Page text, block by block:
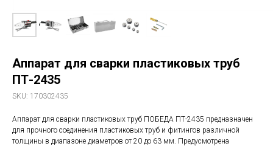
Аппарат для сварки пластиковых труб
ПТ-2435
SKU: 170302435
Аппарат для сварки пластиковых труб ПОБЕДА ПТ-2435 предназначен
для прочного соединения пластиковых труб и фитингов различной
толщины в диапазоне диаметров от 20 до 63 мм. Предусмотрена